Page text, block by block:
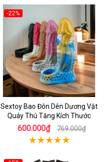
-22%
Sextoy Bao Đôn Dên Dương Vật
Quáy Thú Tăng Kích Thước
600.000₫ 769.000₫